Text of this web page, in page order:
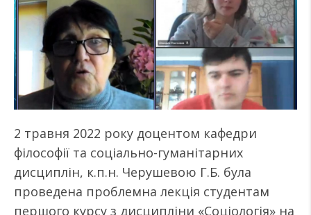
2 травня 2022 року доцентом кафедри
філософії та соціально-гуманітарних
дисциплін, к.п.н. Черушевою Г.Б. була
проведена проблемна лекція студентам
першого курсу з дисципліни «Соціологія» на